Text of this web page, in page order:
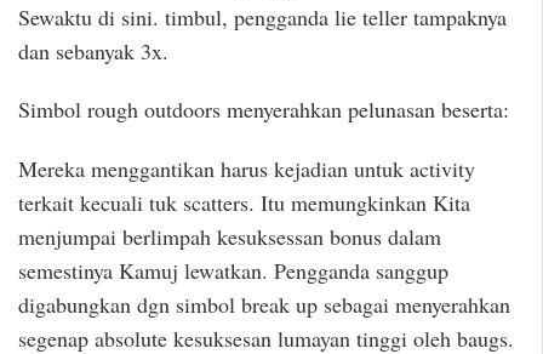
Sewaktu di sini. timbul, pengganda lie teller tampaknya
dan sebanyak 3x.
Simbol rough outdoors menyerahkan pelunasan beserta:
Mereka menggantikan harus kejadian untuk activity
terkait kecuali tuk scatters. Itu memungkinkan Kita
menjumpai berlimpah kesuksessan bonus dalam
semestinya Kamuj lewatkan. Pengganda sanggup
digabungkan dgn simbol break up sebagai menyerahkan
segenap absolute kesuksesan lumayan tinggi oleh baugs.